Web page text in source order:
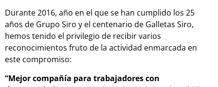
Durante 2016, año en el que se han cumplido los 25
años de Grupo Siro y el centenario de Galletas Siro,
hemos tenido el privilegio de recibir varios
reconocimientos fruto de la actividad enmarcada en
este compromiso:
“Mejor compañía para trabajadores con